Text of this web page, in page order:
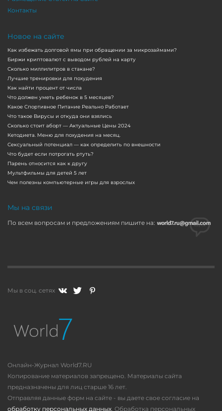
Контакты
Новое на сайте
Как избежать долговой ямы при обращении за микрозаймами?
Биржи криптовалют с выводом рублей на карту
Сколько миллилитров в стакане?
Лучшие тренировки для похудения
Как найти процент от числа
Что должен уметь ребенок в 5 месяцев?
Какое Спортивное Питание Реально Работает
Что такое Вирусы и откуда они взялись
Сколько стоит аборт — Актуальные Цены 2024
Кетодиета. Меню для похудения на месяц.
Сексуальный потенциал — как определить по внешности
Что будет если потрогать ртуть?
Парень относится как к другу
Мультфильмы для детей 5 лет
Чем полезны компьютерные игры для взрослых
Мы на связи
По всем вопросам и предложениям пишите на:
Мы в соц. сетях
Онлайн-Журнал World7.RU
Копирование материалов запрещено. Материалы сайта
предназначены для лиц старше 16 лет.
Отправляя данные форм на сайте - вы даете свое согласие на
обработку персональных данных . Обработка персональных